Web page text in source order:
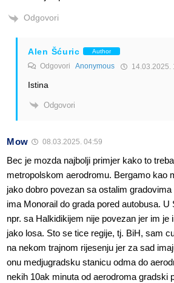
Odgovori
Alen Šćuric Author
Odgovori Anonymous 14.03.2025.
Istina
Odgovori
Mow 08.03.2025. 04:59
Bec je mozda najbolji primjer kako to
metropolskom aerodromu. Bergamo kao
jako dobro povezan sa ostalim
ima Monorail do grada pored autobusa. U
npr. sa Halkidikijem nije povezan jer im je
jako losa. Sto se tice regije, tj. BiH, sam
na nekom trajnom rijesenju jer za sad
onu medjugradsku stanicu odma do
nekih 10ak minuta od aerodroma gradski